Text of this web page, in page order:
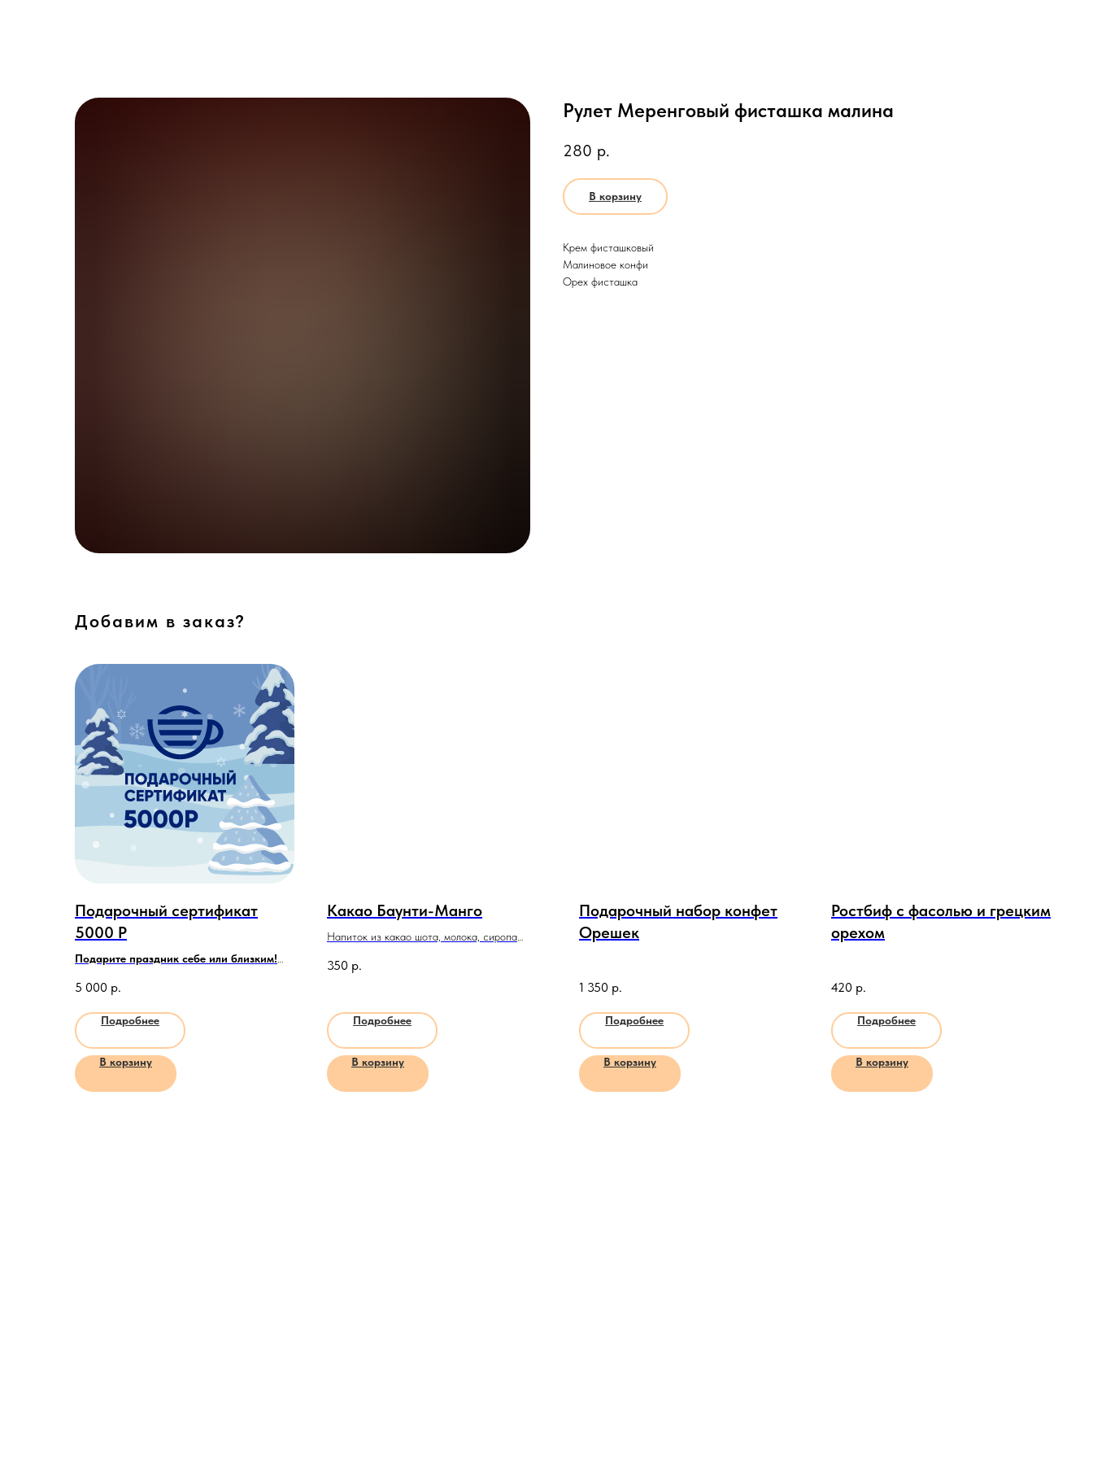
Рулет Меренговый фисташка малина
280 р.
В корзину
Крем фисташковый
Малиновое конфи
Орех фисташка
Добавим в заказ?
Подарочный сертификат
5000 Р
Подарите праздник себе или близким!
получения подарочного сертификата:
5 000 р.
Подробнее
В корзину
Какао Баунти-Манго
Напиток из какао шота, молока, сиропа
350 р.
Подробнее
В корзину
Подарочный набор конфет
Орешек
1 350 р.
Подробнее
В корзину
Ростбиф с фасолью и грецким
орехом
420 р.
Подробнее
В корзину